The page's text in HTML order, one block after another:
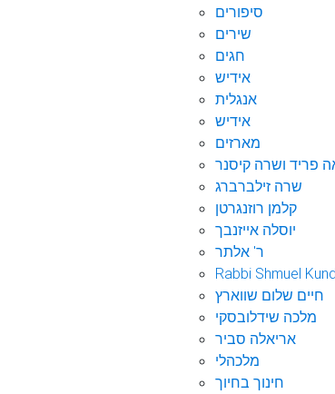
סיפורים
שירים
חגים
אידיש
אנגלית
אידיש
מארזים
פריד ושרה קיסנר
שרה זילברברג
קלמן רוזנגרטן
יוסלה אייזנבך
ר' אלתר
Rabbi Shmuel
חיים שלום שווארץ
מלכה שידלובסקי
אריאלה סביר
מלכהלי
חינוך בחיוך